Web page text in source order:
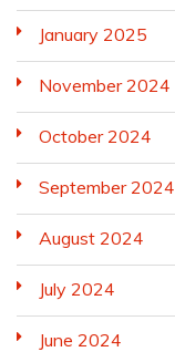
January 2025
November 2024
October 2024
September 2024
August 2024
July 2024
June 2024